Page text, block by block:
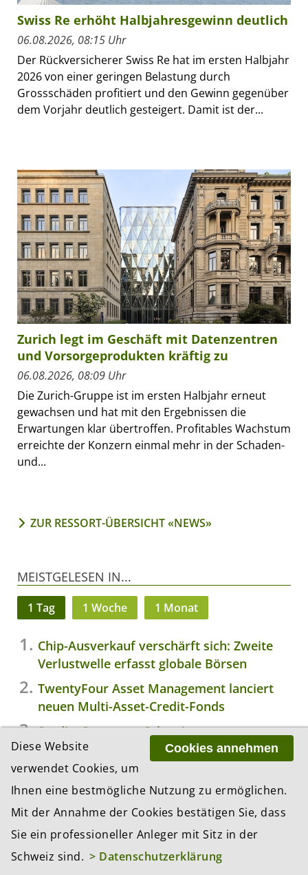
Swiss Re erhöht Halbjahresgewinn deutlich
06.08.2026, 08:15 Uhr
Der Rückversicherer Swiss Re hat im ersten Halbjahr
2026 von einer geringen Belastung durch
Grossschäden profitiert und den Gewinn gegenüber
dem Vorjahr deutlich gesteigert. Damit ist der...
Zurich legt im Geschäft mit Datenzentren
und Vorsorgeprodukten kräftig zu
06.08.2026, 08:09 Uhr
Die Zurich-Gruppe ist im ersten Halbjahr erneut
gewachsen und hat mit den Ergebnissen die
Erwartungen klar übertroffen. Profitables Wachstum
erreichte der Konzern einmal mehr in der Schaden-
und...
ZUR RESSORT-ÜBERSICHT «NEWS»
MEISTGELESEN IN...
1 Tag 1 Woche 1 Monat
Chip-Ausverkauf verschärft sich: Zweite
Verlustwelle erfasst globale Börsen
TwentyFour Asset Management lanciert
neuen Multi-Asset-Credit-Fonds
Studie: So nutzen Schweizer
Vermögensverwalter KI
Fed schickt Anleihenrenditen auf 19-
Jahres-Hoch – was das für Schweizer
Investoren bedeutet
Candriam: Knappheit ist das neue Normal
– und die meisten Portfolios sind nicht
Cookies annehmen
Diese Website
verwendet Cookies, um
Ihnen eine bestmögliche Nutzung zu ermöglichen.
Mit der Annahme der Cookies bestätigen Sie, dass
Sie ein professioneller Anleger mit Sitz in der
Schweiz sind. > Datenschutzerklärung